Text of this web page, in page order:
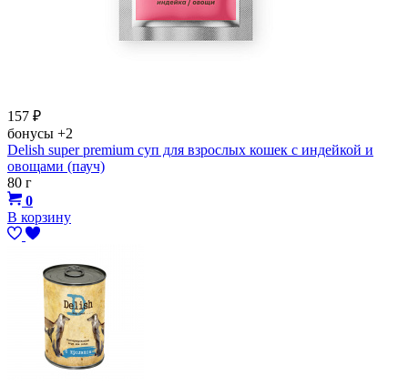
157 ₽
бонусы +2
Delish super premium суп для взрослых кошек с индейкой и
овощами (пауч)
80 г
0
В корзину